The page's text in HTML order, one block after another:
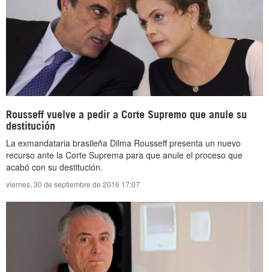
Rousseff vuelve a pedir a Corte Supremo que anule su
destitución
La exmandataria brasileña Dilma Rousseff presenta un nuevo
recurso ante la Corte Suprema para que anule el proceso que
acabó con su destitución.
viernes, 30 de septiembre de 2016 17:07